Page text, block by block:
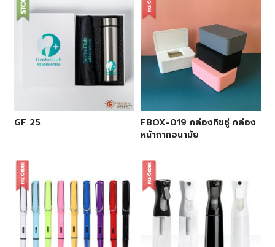
GF 25
FBOX-019 กล่องทิชชู่ กล่อง
หน้ากากอนามัย